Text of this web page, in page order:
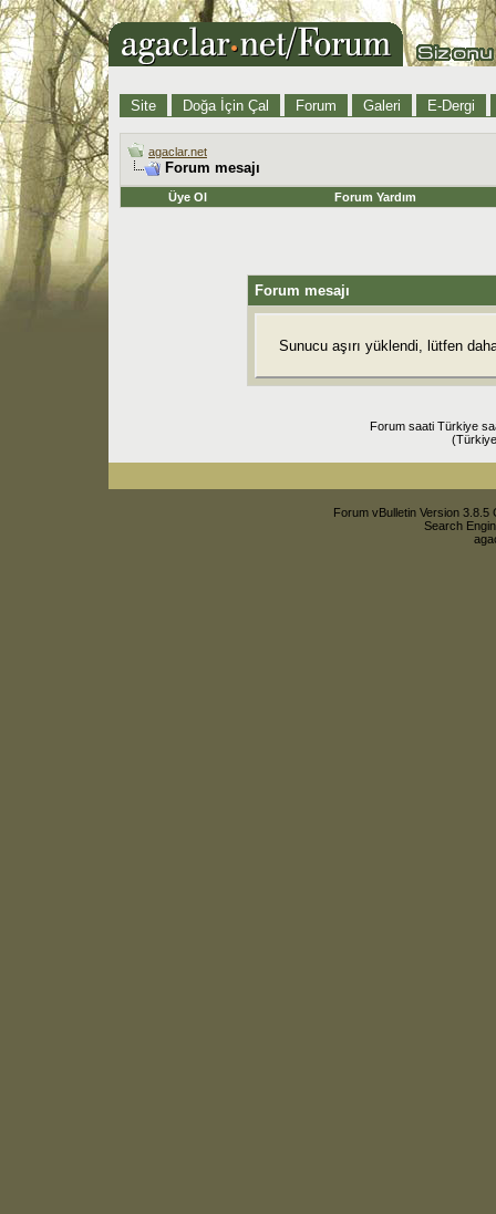
Site Doğa İçin Çal Forum Galeri E-Dergi
agaclar.net
Forum mesajı
Üye Ol Forum Yardım
Forum mesajı
Sunucu aşırı yüklendi, lütfen
Forum saati Türkiye
Forum vBulletin Version
Search